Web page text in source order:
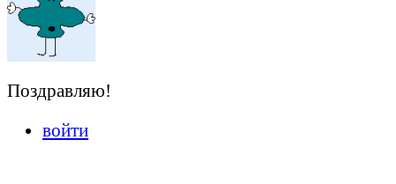
Поздравляю!
войти